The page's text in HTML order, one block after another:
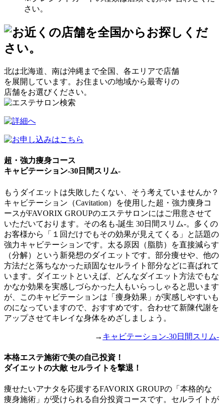
さい。
北は北海道、南は沖縄まで全国、各エリアで店舗
を展開しています。お住まいの地域から最寄りの
店舗をお選びください。
超・強力痩身コース
キャビテーション-30日間スリム-
もうダイエットは失敗したくない、そう考えていませんか？
キャビテーション（Cavitation）を使用した超・強力痩身コ
ースがFAVORIX GROUPのエステサロンにはご用意させて
いただいております。その名も-誕生 30日間スリム-。多くの
お客様から「１回だけでもその効果が見えてくる」と話題の
強力キャビテーションです。太る原因（脂肪）を直接減らす
（分解）という新発想のダイエットです。部分痩せや、他の
方法だと落ちなかった頑固なセルライト部分などに喜ばれて
います。ダイエットといえば、どんなダイエット方法でもな
かなか効果を実感しづらかった人もいらっしゃると思います
が、このキャビテーションは「痩身効果」が実感しやすいも
のになっていますので、おすすめです。合わせて新陳代謝を
アップさせてキレイな身体をめざしましょう。
→ キャビテーション-30日間スリム-
本格エステ施術で美の自己投資！
ダイエットの大敵 セルライトを撃退！
痩せたいアナタを応援するFAVORIX GROUPの「本格的な
痩身施術」が受けられる自分投資コースです。セルライトが